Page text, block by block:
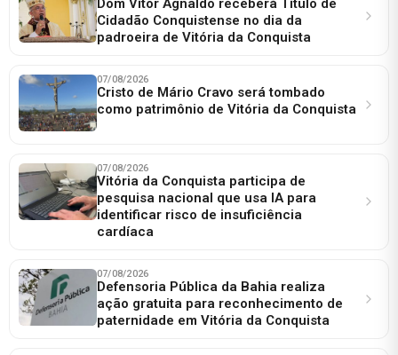
Dom Vítor Agnaldo receberá Título de
Cidadão Conquistense no dia da
padroeira de Vitória da Conquista
07/08/2026
Cristo de Mário Cravo será tombado
como patrimônio de Vitória da Conquista
07/08/2026
Vitória da Conquista participa de
pesquisa nacional que usa IA para
identificar risco de insuficiência
cardíaca
07/08/2026
Defensoria Pública da Bahia realiza
ação gratuita para reconhecimento de
paternidade em Vitória da Conquista